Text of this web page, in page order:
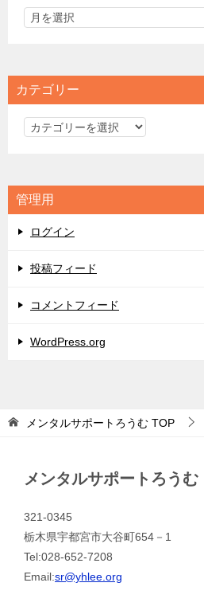
カテゴリー
カ
リ
ー
管理用
ログイン
投稿フィード
コメントフィード
WordPress.org
メンタルサポートろうむ TOP
メンタルサポートろうむ
321-0345
栃木県宇都宮市大谷町654－1
Tel:028-652-7208
Email:sr@yhlee.org